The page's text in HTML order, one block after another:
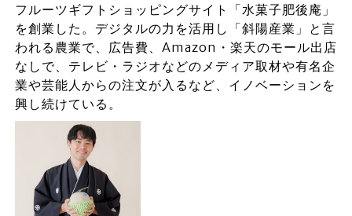
フルーツギフトショッピングサイト「水菓子肥後庵」
を創業した。デジタルの力を活用し「斜陽産業」と言
われる農業で、広告費、Amazon・楽天のモール出店
なしで、テレビ・ラジオなどのメディア取材や有名企
業や芸能人からの注文が入るなど、イノベーションを
興し続けている。